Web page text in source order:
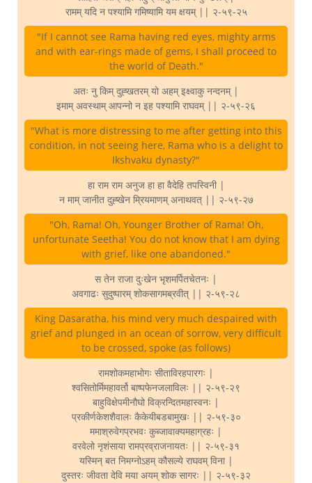
रामम् यदि न पश्यामि गमिष्यामि यम क्षयम् || २-५९-२५
"If I cannot see Rama having red eyes, mighty arms
and with ear-rings made of gems, I shall proceed to
the world of Death."
अतः नु किम् दुह्खतरम् यो अहम् इक्ष्वाकु नन्दनम् |
इमाम् अवस्थाम् आपन्नो न इह पश्यामि राघवम् || २-५९-२६
"What is more distressing to me after getting into this
condition, in not seeing here, Rama who is a delight to
Ikshvaku dynasty?"
हा राम राम अनुज हा हा वैदेहि तपस्विनी |
न माम् जानीत दुह्खेन म्रियमाणम् अनाथवत् || २-५९-२७
"Oh, Rama! Oh, Younger Brother of Rama! Oh,
unfortunate Seetha! You do not know that I am dying
with grief, like one abandoned."
स तेन राजा दुःखेन भृशमर्पितचेतनः |
अवगाढः सुदुष्पारम् शोकसागमब्रवीत् || २-५९-२८
King Dasaratha, his mind very much despaired with
grief and plunged in an ocean of sorrow, very difficult
to be crossed, spoke (as follows)
रामशोकमहाभोगः सीताविरहपारगः |
श्वसितोर्मिमहावर्तो बाष्पफेनजलाविलः || २-५९-२९
बाहुविक्षेपमीनौघो विक्रन्दितमहास्वनः |
प्रकीर्णकेशशैवालः कैकेयीबडबामुखः || २-५९-३०
ममाश्रुवेगप्रभवः कुब्जावाक्यमहाग्रहः |
वरवेलो नृशंसाया रामप्रव्राजनायतः || २-५९-३१
यस्मिन् बत निमग्नोऽहम् कौसल्ये राघवम् विना |
दुस्तरः जीवता देवि मया अयम् शोक सागरः || २-५९-३२